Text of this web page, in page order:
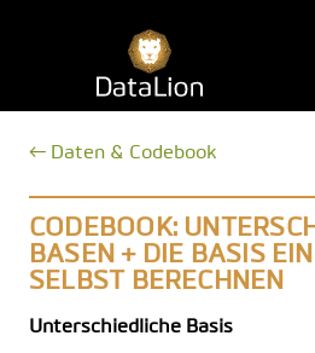
← Daten & Codebook
CODEBOOK:
BASEN + DIE BASIS
SELBST BERECHNEN
Unterschiedliche Basis